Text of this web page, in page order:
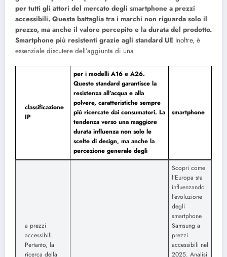
per tutti gli attori del mercato degli smartphone a prezzi
accessibili. Questa battaglia tra i marchi non riguarda solo il
prezzo, ma anche il valore percepito e la durata del prodotto.
Smartphone più resistenti grazie agli standard UE Inoltre, è
essenziale discutere dell’aggiunta di una
classificazione
IP
per i modelli A16 e A26.
Questo standard garantisce la
resistenza all’acqua e alla
polvere, caratteristiche sempre
più ricercate dai consumatori. La
tendenza verso una maggiore
durata influenza non solo le
scelte di design, ma anche la
percezione generale degli
smartphone
a prezzi
accessibili.
Pertanto, la
ricerca della
Scopri come
l’Europa sta
influenzando
l’evoluzione
degli
smartphone
Samsung a
prezzi
accessibili nel
2025. Analisi